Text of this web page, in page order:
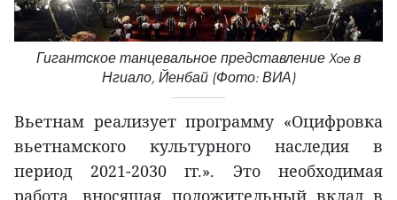
Гигантское танцевальное представление Xoe в
Нгиало, Йенбай (Фото: ВИА)
Вьетнам реализует программу «Оцифровка
вьетнамского культурного наследия в
период 2021-2030 гг.». Это необходимая
работа, вносящая положительный вклад в